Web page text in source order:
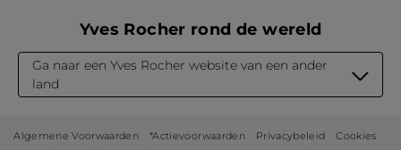
Yves Rocher rond de wereld
Ga naar een Yves Rocher website van een ander
land
Algemene Voorwaarden *Actievoorwaarden Privacybeleid
Cookies